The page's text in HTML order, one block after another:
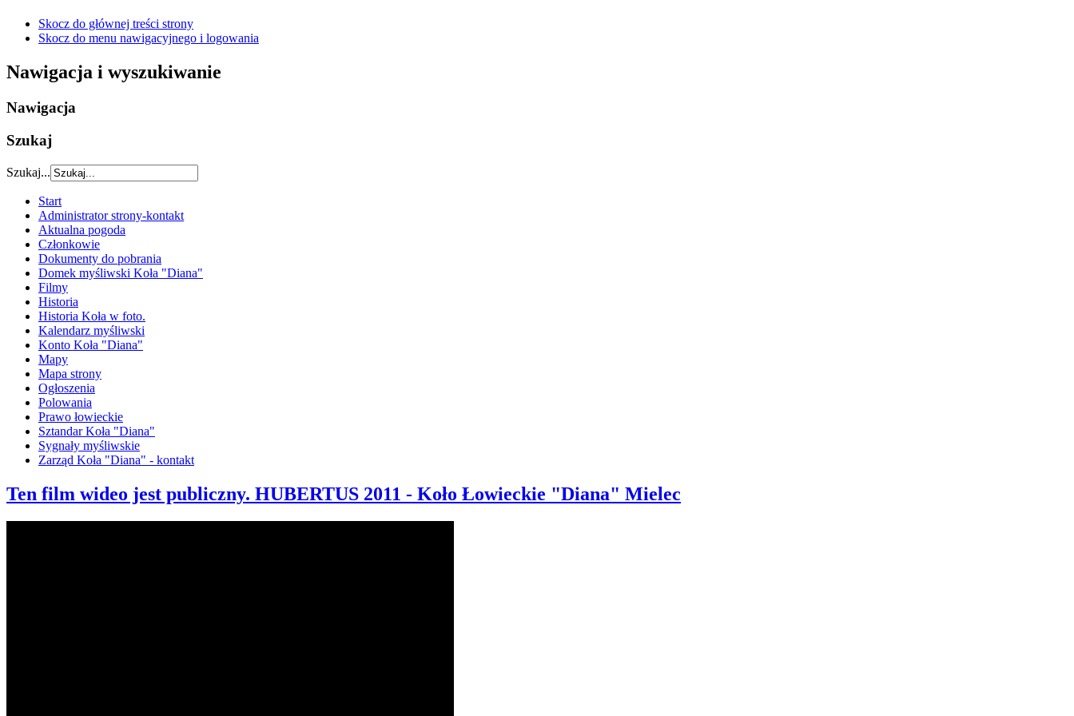
Skocz do głównej treści strony
Skocz do menu nawigacyjnego i logowania
Nawigacja i wyszukiwanie
Nawigacja
Szukaj
Szukaj...
Start
Administrator strony-kontakt
Aktualna pogoda
Członkowie
Dokumenty do pobrania
Domek myśliwski Koła "Diana"
Filmy
Historia
Historia Koła w foto.
Kalendarz myśliwski
Konto Koła "Diana"
Mapy
Mapa strony
Ogłoszenia
Polowania
Prawo łowieckie
Sztandar Koła "Diana"
Sygnały myśliwskie
Zarząd Koła "Diana" - kontakt
Ten film wideo jest publiczny. HUBERTUS 2011 - Koło Łowieckie "Diana" Mielec